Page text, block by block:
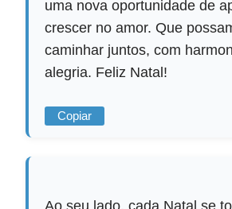
uma nova oportunidade de
crescer no amor. Que
caminhar juntos, com
alegria. Feliz Natal!
Copiar